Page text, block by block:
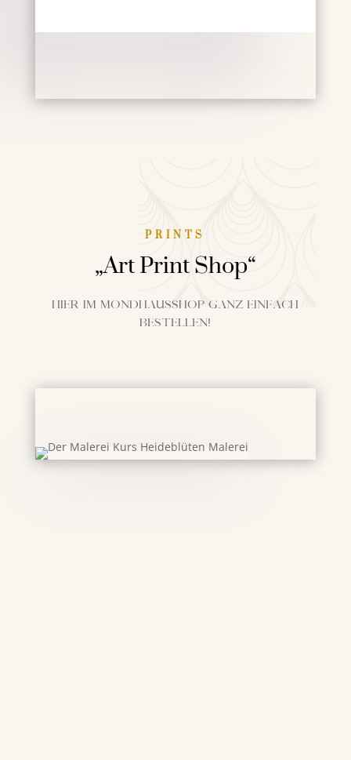
PRINTS
„Art Print Shop“
Hier im Mondhausshop ganz einfach
bestellen!